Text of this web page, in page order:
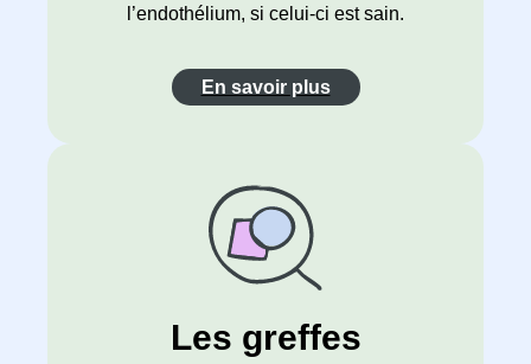
l’endothélium, si celui-ci est sain.
En savoir plus
Les greffes